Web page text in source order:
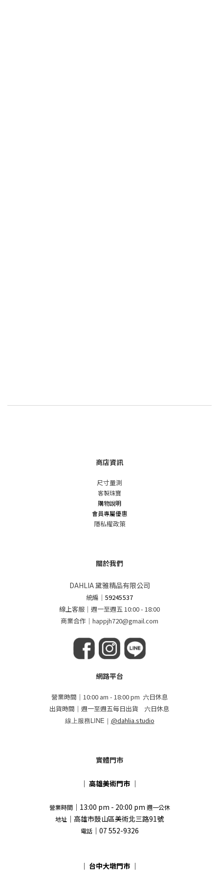
商店資訊
尺寸量測
客製珠寶
購物說明
會員專屬優惠
隱私權政策
關於我們
DAHLIA 黛雅精品有限公司
統編 ｜59245537
線上客服｜週一至週五 10:00 - 18:00
商業合作｜happjh720@gmail.com
網路平台
營業時間｜10:00 am - 18:00 pm 六日休息
出貨時間｜週一至週五每日出貨 六日休息
線上服務LINE｜ @dahlia.studio
實體門市
｜ 高雄美術門市 ｜
營業時間｜13:00 pm - 20:00 pm 週一公休
地址 ｜高雄市鼓山區美術北三路91號
電話｜07 552-9326
｜ 台中大墩門市 ｜